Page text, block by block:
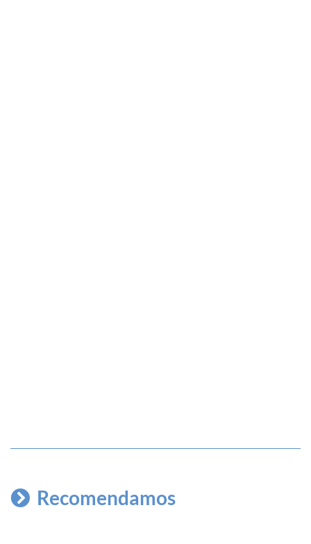
Recomendamos